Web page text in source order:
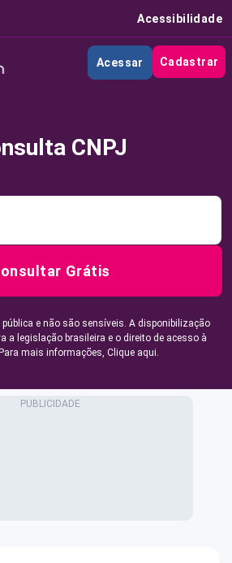
Acessibilidade
Acessar Cadastrar
CNPJ
Grátis
e não são sensíveis. A disponibilização
a legislação brasileira e o direito de acesso à
mais informações, Clique aqui.